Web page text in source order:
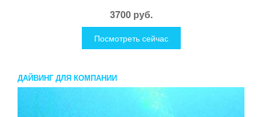
3700 руб.
Посмотреть сейчас
ДАЙВИНГ ДЛЯ КОМПАНИИ